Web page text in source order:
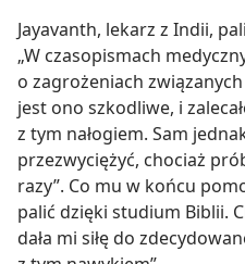
Jayavanth, lekarz z Indii,
„W czasopismach
o zagrożeniach
jest ono szkodliwe, i
z tym nałogiem. Sam
przezwyciężyć, chociaż
razy”. Co mu w końcu
palić dzięki studium Biblii.
dała mi siłę do